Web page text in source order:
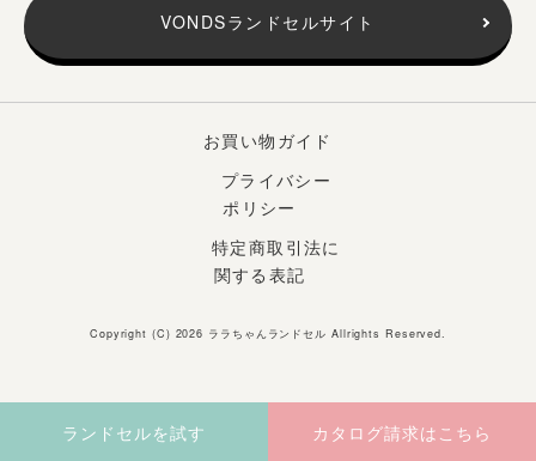
VONDSランドセルサイト
お買い物ガイド
プライバシー
ポリシー
特定商取引法に
関する表記
Copyright (C) 2026 ララちゃんランドセル Allrights Reserved.
ランドセルを試す カタログ請求はこちら